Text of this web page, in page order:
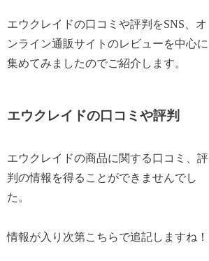
エウクレイドの口コミや評判をSNS、オ
ンライン通販サイトのレビューを中心に
集めてみましたのでご紹介します。
エウクレイドの口コミや評判
エウクレイドの商品に関する口コミ、評
判の情報を得ることができませんでし
た。
情報が入り次第こちらで追記しますね！